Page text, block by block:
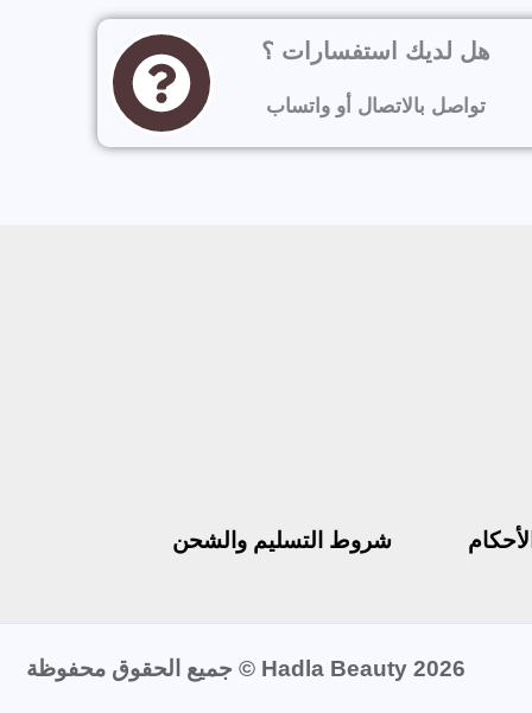
هل لديك استفسارات ؟
تواصل بالاتصال أو واتساب
شروط التسليم والشحن
Hadla Beauty 2026 © جميع الحقوق محفوظة